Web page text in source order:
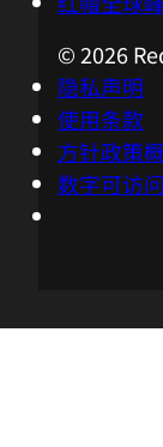
© 2026
隐私声明
使用条款
方针政策
数字可访